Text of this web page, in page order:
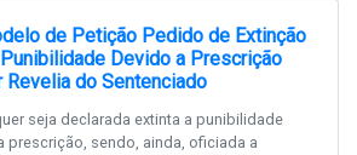
de Petição Pedido de Extinção
Devido a Prescrição
Revelia do Sentenciado
seja declarada extinta a punibilidade
prescrição, sendo, ainda, oficiada a